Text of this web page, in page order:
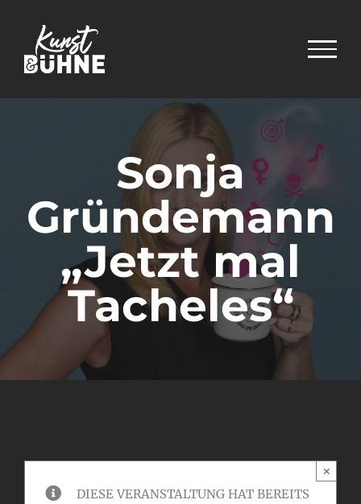
springen
Sonja
Gründemann
„Jetzt mal
Tacheles“
DIESE VERANSTALTUNG HAT BEREITS
×